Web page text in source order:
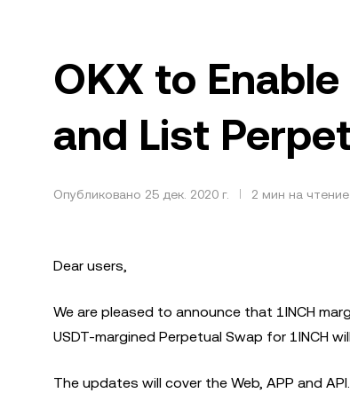
OKX to
and List
Опубликовано 25 дек. 2020 г. 2 мин на чтение
Dear users,
We are pleased to announce that 1INCH
USDT-margined Perpetual Swap for 1INCH
The updates will cover the Web, APP and